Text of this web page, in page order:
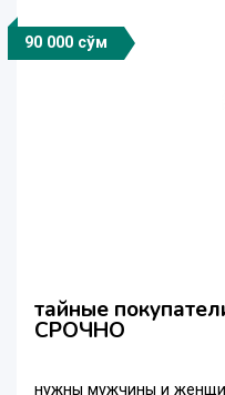
90 000 сўм
тайные
СРОЧНО
нужны мужчины и